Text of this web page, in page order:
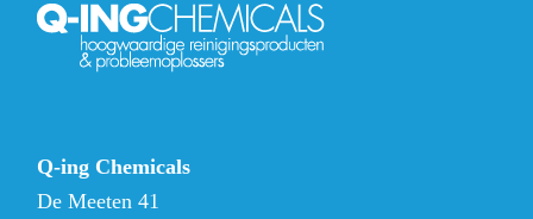
Q-ing Chemicals
De Meeten 41